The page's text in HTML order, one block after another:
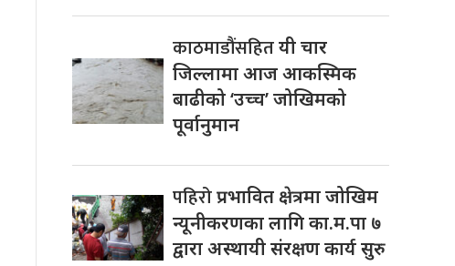
काठमाडौंसहितयी चार
जिल्लामा आज आकस्मिक
बाढीको ‘उच्च’ जोखिमको
पूर्वानुमान
पहिरोप्रभावित क्षेत्रमा जोखिम
न्यूनीकरणका लागि का.म.पा ७
द्वारा अस्थायी संरक्षण कार्य सुरु